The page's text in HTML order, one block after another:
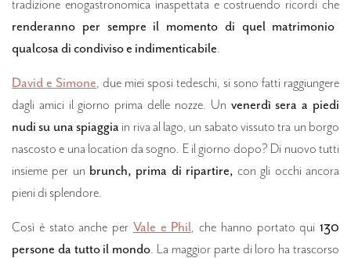
tradizione enogastronomica inaspettata e costruendo ricordi che
renderanno per sempre il momento di quel matrimonio
qualcosa di condiviso e indimenticabile.
David e Simone, due miei sposi tedeschi, si sono fatti raggiungere
dagli amici il giorno prima delle nozze. Un venerdì sera a piedi
nudi su una spiaggia in riva al lago, un sabato vissuto tra un borgo
nascosto e una location da sogno. E il giorno dopo? Di nuovo tutti
insieme per un brunch, prima di ripartire, con gli occhi ancora
pieni di splendore.
Così è stato anche per Vale e Phil, che hanno portato qui 130
persone da tutto il mondo. La maggior parte di loro ha trascorso